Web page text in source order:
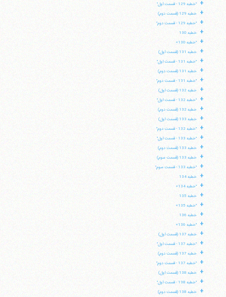
+ "خطبه 129 - قسمت اول"
+ خطبه 129 (قسمت دوم)
+ "خطبه 129 - قسمت دوم"
+ خطبه 130
+ "خطبه 130»
+ خطبه 131 (قسمت اول)
+ "خطبه 131 - قسمت اول"
+ خطبه 131 (قسمت دوم)
+ "خطبه 131 - قسمت دوم"
+ خطبه 132 (قسمت اول)
+ "خطبه 132 - قسمت اول"
+ خطبه 132 (قسمت دوم)
+ خطبه 133 (قسمت اول)
+ "خطبه 132 - قسمت دوم"
+ "خطبه 133 - قسمت اول"
+ خطبه 133 (قسمت دوم)
+ خطبه 133 (قسمت سوم)
+ "خطبه 133 - قسمت سوم"
+ خطبه 134
+ "خطبه 134»
+ خطبه 135
+ "خطبه 135»
+ خطبه 136
+ "خطبه 136»
+ خطبه 137 (قسمت اول)
+ "خطبه 137 - قسمت اول"
+ خطبه 137 (قسمت دوم)
+ "خطبه 137 - قسمت دوم"
+ خطبه 138 (قسمت اول)
+ "خطبه 138 - قسمت اول"
+ خطبه 138 (قسمت دوم)